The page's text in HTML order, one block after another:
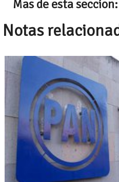
Mas de esta seccion:
Notas